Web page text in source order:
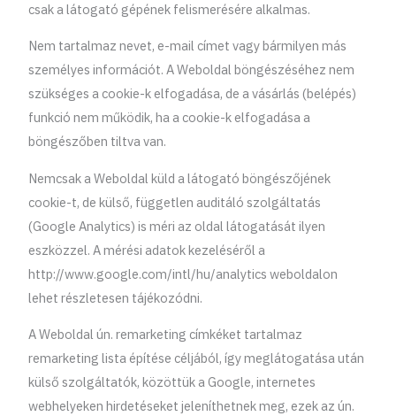
csak a látogató gépének felismerésére alkalmas.
Nem tartalmaz nevet, e-mail címet vagy bármilyen más
személyes információt. A Weboldal böngészéséhez nem
szükséges a cookie-k elfogadása, de a vásárlás (belépés)
funkció nem működik, ha a cookie-k elfogadása a
böngészőben tiltva van.
Nemcsak a Weboldal küld a látogató böngészőjének
cookie-t, de külső, független auditáló szolgáltatás
(Google Analytics) is méri az oldal látogatását ilyen
eszközzel. A mérési adatok kezeléséről a
http://www.google.com/intl/hu/analytics weboldalon
lehet részletesen tájékozódni.
A Weboldal ún. remarketing címkéket tartalmaz
remarketing lista építése céljából, így meglátogatása után
külső szolgáltatók, közöttük a Google, internetes
webhelyeken hirdetéseket jeleníthetnek meg, ezek az ún.